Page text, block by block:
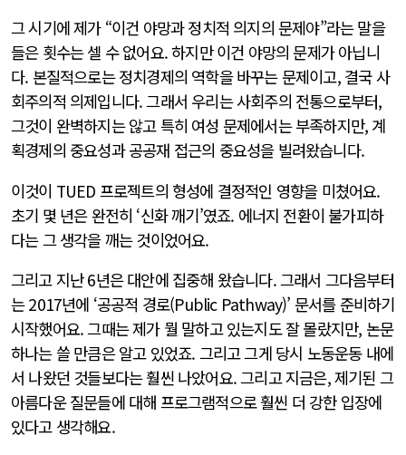
그 시기에 제가 “이건 야망과 정치적 의지의 문제야”라는 말을
들은 횟수는 셀 수 없어요. 하지만 이건 야망의 문제가 아닙니
다. 본질적으로는 정치경제의 역학을 바꾸는 문제이고, 결국 사
회주의적 의제입니다. 그래서 우리는 사회주의 전통으로부터,
그것이 완벽하지는 않고 특히 여성 문제에서는 부족하지만, 계
획경제의 중요성과 공공재 접근의 중요성을 빌려왔습니다.
이것이 TUED 프로젝트의 형성에 결정적인 영향을 미쳤어요.
초기 몇 년은 완전히 ‘신화 깨기’였죠. 에너지 전환이 불가피하
다는 그 생각을 깨는 것이었어요.
그리고 지난 6년은 대안에 집중해 왔습니다. 그래서 그다음부터
는 2017년에 ‘공공적 경로(Public Pathway)’ 문서를 준비하기
시작했어요. 그때는 제가 뭘 말하고 있는지도 잘 몰랐지만, 논문
하나는 쓸 만큼은 알고 있었죠. 그리고 그게 당시 노동운동 내에
서 나왔던 것들보다는 훨씬 나았어요. 그리고 지금은, 제기된 그
아름다운 질문들에 대해 프로그램적으로 훨씬 더 강한 입장에
있다고 생각해요.